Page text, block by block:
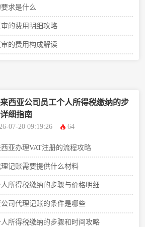
求是什么
的费用明细攻略
的费用构成解读
西亚公司员工个人所得税缴纳的步
细指南
07-20 09:19:26 64
亚办理VAT注册的流程攻略
记账需要提供什么材料
所得税缴纳的步骤与价格明细
司代理记账的条件是哪些
所得税缴纳的步骤和时间攻略